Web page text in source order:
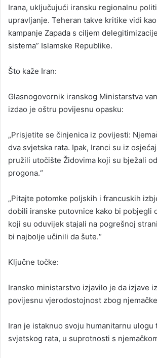
Irana, uključujući iransku regionalnu
upravljanje. Teheran takve kritike vidi
kampanje Zapada s ciljem
sistema” Islamske Republike.
Što kaže Iran:
Glasnogovornik iranskog Ministarstva
izdao je oštru povijesnu opasku:
„Prisjetite se činjenica iz povijesti:
dva svjetska rata. Ipak, Iranci su iz
pružili utočište Židovima koji su bježali
progona.“
„Pitajte potomke poljskih i francuskih
dobili iranske putovnice kako bi pobjegli
koji su oduvijek stajali na pogrešnoj
bi najbolje učinili da šute.“
Ključne točke:
Iransko ministarstvo izjavilo je da izjave
povijesnu vjerodostojnost zbog
Iran je istaknuo svoju humanitarnu ulogu
svjetskog rata, u suprotnosti s